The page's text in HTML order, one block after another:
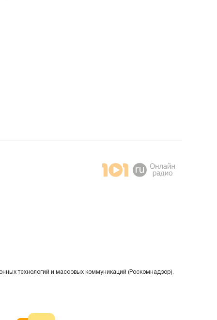
технологий и массовых коммуникаций (Роскомнадзор).